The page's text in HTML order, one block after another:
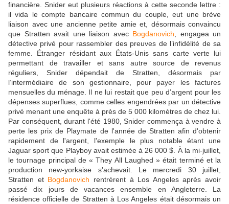
financière. Snider eut plusieurs réactions à cette seconde lettre :
il vida le compte bancaire commun du couple, eut une brève
liaison avec une ancienne petite amie et, désormais convaincu
que Stratten avait une liaison avec Bogdanovich , engagea un
détective privé pour rassembler des preuves de l’infidélité de sa
femme. Étranger résidant aux États-Unis sans carte verte lui
permettant de travailler et sans autre source de revenus
réguliers, Snider dépendait de Stratten, désormais par
l’intermédiaire de son gestionnaire, pour payer les factures
mensuelles du ménage. Il ne lui restait que peu d’argent pour les
dépenses superflues, comme celles engendrées par un détective
privé menant une enquête à près de 5 000 kilomètres de chez lui.
Par conséquent, durant l'été 1980, Snider commença à vendre à
perte les prix de Playmate de l'année de Stratten afin d'obtenir
rapidement de l'argent, l'exemple le plus notable étant une
Jaguar sport que Playboy avait estimée à 26 000 $. À la mi-juillet,
le tournage principal de « They All Laughed » était terminé et la
production new-yorkaise s'achevait. Le mercredi 30 juillet,
Stratten et Bogdanovich rentrèrent à Los Angeles après avoir
passé dix jours de vacances ensemble en Angleterre. La
résidence officielle de Stratten à Los Angeles était désormais un